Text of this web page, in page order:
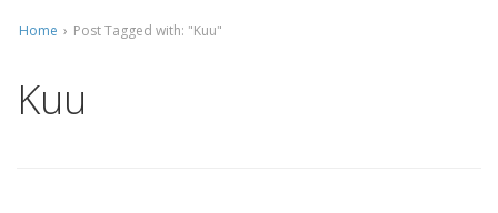
Home › Post Tagged with: "Kuu"
Kuu